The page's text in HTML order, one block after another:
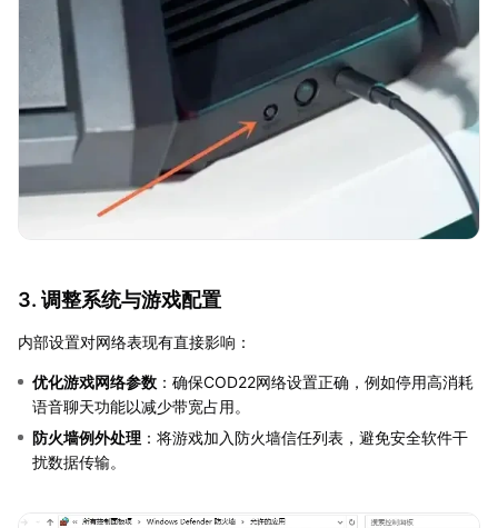
3. 调整系统与游戏配置
内部设置对网络表现有直接影响：
优化游戏网络参数 ：确保COD22网络设置正确，例如停用高消耗
语音聊天功能以减少带宽占用。
防火墙例外处理 ：将游戏加入防火墙信任列表，避免安全软件干
扰数据传输。